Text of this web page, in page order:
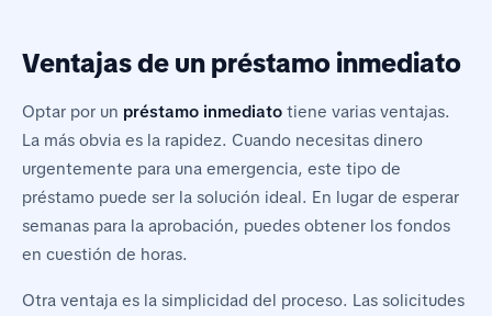
Ventajas de un préstamo inmediato
Optar por un préstamo inmediato tiene varias ventajas.
La más obvia es la rapidez. Cuando necesitas dinero
urgentemente para una emergencia, este tipo de
préstamo puede ser la solución ideal. En lugar de esperar
semanas para la aprobación, puedes obtener los fondos
en cuestión de horas.
Otra ventaja es la simplicidad del proceso. Las solicitudes